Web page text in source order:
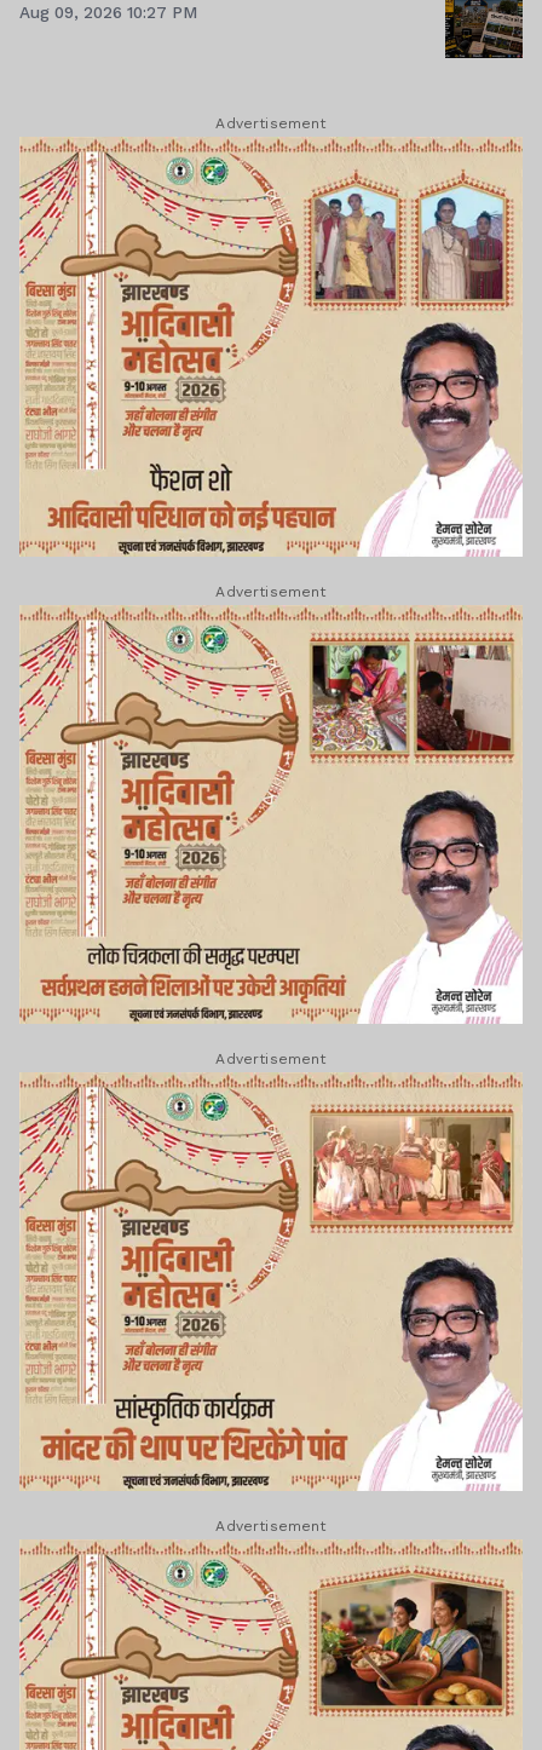
Aug 09, 2026 10:27 PM
Advertisement
Advertisement
Advertisement
Advertisement